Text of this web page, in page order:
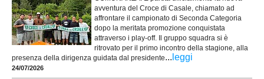
avventura del Croce di Casale, chiamato ad
affrontare il campionato di Seconda Categoria
dopo la meritata promozione conquistata
attraverso i play-off. Il gruppo squadra si è
ritrovato per il primo incontro della stagione, alla
presenza della dirigenza guidata dal presidente... leggi
24/07/2026